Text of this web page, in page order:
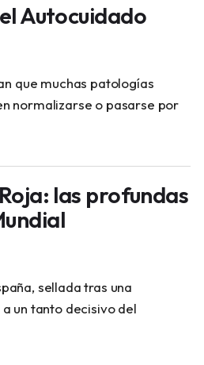
Autocuidado
que muchas patologías
normalizarse o pasarse por
las profundas
sellada tras una
un tanto decisivo del